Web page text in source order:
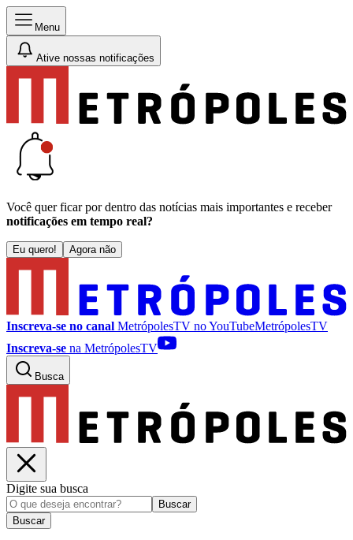
Menu
Ative nossas notificações
Você quer ficar por dentro das notícias mais importantes e receber
notificações em tempo real?
Eu quero! Agora não
Inscreva-se no canal MetrópolesTV noYouTubeMetrópolesTV
Inscreva-se na MetrópolesTV
Busca
Digite sua busca
Buscar
Buscar